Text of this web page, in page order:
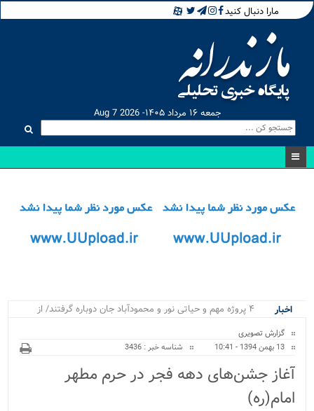
مارا دنبال کنید
جمعه ۱۶ مرداد ۱۴۰۵- Aug 7 2026
اخبار
۴ پروژه مهم و حیاتی نور و محمودآباد جان دوباره گرفتند/ از
گزارش تصویری
13 بهمن 1394 - 10:41
شناسه خبر : 3436
آغاز جشن‌های دهه فجر در حرم مطهر
امام(ره)